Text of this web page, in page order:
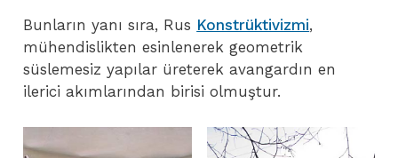
Bunların yanı sıra, Rus Konstrüktivizmi,
mühendislikten esinlenerek geometrik
süslemesiz yapılar üreterek avangardın en
ilerici akımlarından birisi olmuştur.